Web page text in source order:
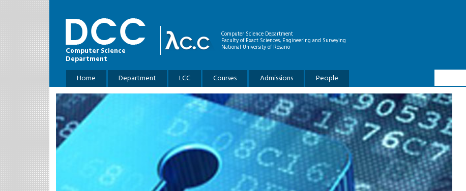
Skip to main content
Computer Science
Department
Computer Science Department
Faculty of Exact Sciences, Engineering and Surveying
National University of Rosario
Main menu
Home Department LCC Courses Admissions People